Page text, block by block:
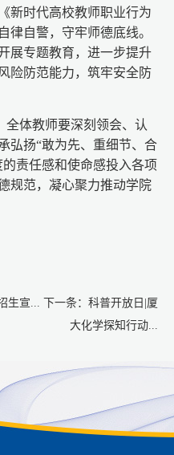
新时代高校教师职业行为
律自警，守牢师德底线。
展专题教育，进一步提升
险防范能力，筑牢安全防
全体教师要深刻领会、认
弘扬“敢为先、重细节、合
责任感和使命感投入各项
规范，凝心聚力推动学院
生宣... 下一条： 科普开放日|厦
大化学探知行动...